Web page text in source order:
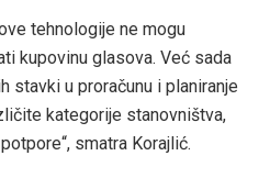
tehnologije ne mogu
kupovinu glasova. Već sada
stavki u proračunu i planiranje
kategorije stanovništva,
smatra Korajlić.